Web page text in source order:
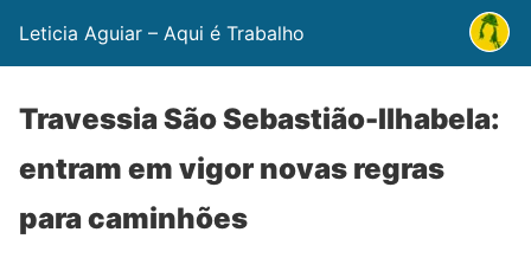
Leticia Aguiar – Aqui é Trabalho
Travessia São Sebastião-Ilhabela:
entram em vigor novas regras
para caminhões